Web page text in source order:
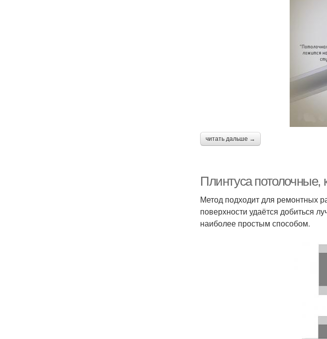
читать дальше →
Плинтуса потолочные,
Метод подходит для ремонтных
поверхности удаётся добиться
наиболее простым способом.